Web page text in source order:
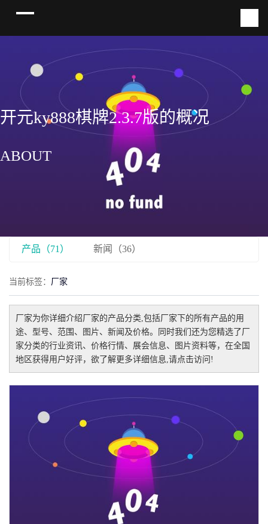
开元ky888棋牌2.3.7版的概况
ABOUT
产品（71） 新闻（36）
当前标签： 厂家
厂家为你详细介绍厂家的产品分类,包括厂家 下的所有产品的用
途、型号、范围、图片、新闻及价格。同时我们还为您精选了 厂
家分类的行业资讯、价格行情、展会信息、图片资料等，在全国
地区获得用户好评，欲了解更多详细信息,请点击访问!